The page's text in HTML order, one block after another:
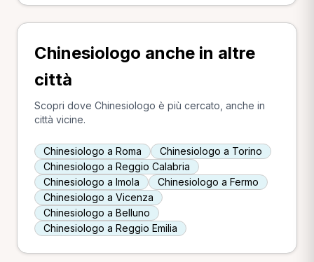
Chinesiologo anche in altre
città
Scopri dove Chinesiologo è più cercato, anche in
città vicine.
Chinesiologo a Roma
Chinesiologo a Torino
Chinesiologo a Reggio Calabria
Chinesiologo a Imola
Chinesiologo a Fermo
Chinesiologo a Vicenza
Chinesiologo a Belluno
Chinesiologo a Reggio Emilia